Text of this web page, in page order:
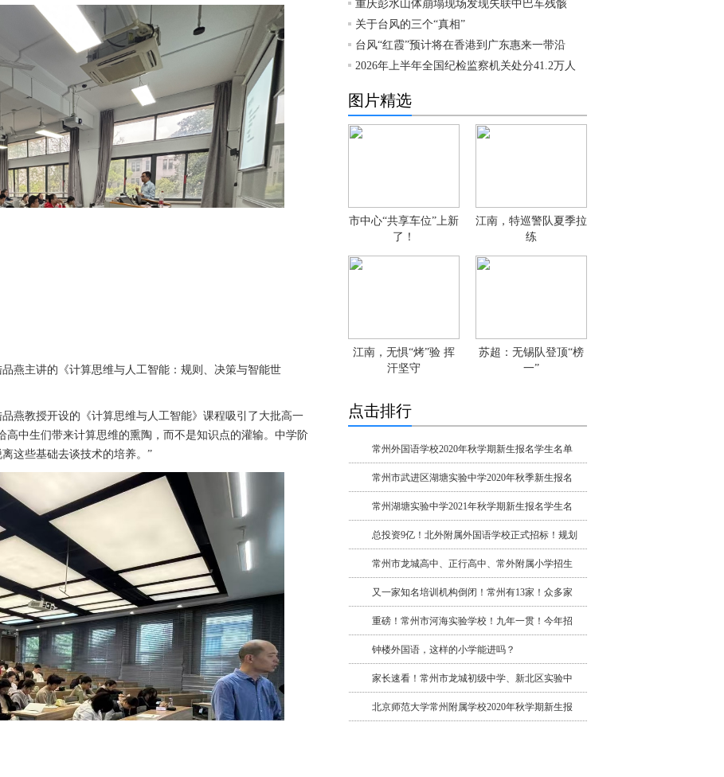
燕主讲的《计算思维与人工智能：规则、决策与智能世
燕教授开设的《计算思维与人工智能》课程吸引了大批高一
高中生们带来计算思维的熏陶，而不是知识点的灌输。中学阶
这些基础去谈技术的培养。”
重庆彭水山体崩塌现场发现失联中巴车残骸
关于台风的三个“真相”
台风“红霞”预计将在香港到广东惠来一带沿
2026年上半年全国纪检监察机关处分41.2万人
图片精选
市中心“共享车位”上新
了！
江南，特巡警队夏季拉
练
江南，无惧“烤”验 挥
汗坚守
苏超：无锡队登顶“榜
一”
点击排行
常州外国语学校2020年秋学期新生报名学生名单
常州市武进区湖塘实验中学2020年秋季新生报名
常州湖塘实验中学2021年秋学期新生报名学生名
总投资9亿！北外附属外国语学校正式招标！规划
常州市龙城高中、正行高中、常外附属小学招生
又一家知名培训机构倒闭！常州有13家！众多家
重磅！常州市河海实验学校！九年一贯！今年招
钟楼外国语，这样的小学能进吗？
家长速看！常州市龙城初级中学、新北区实验中
北京师范大学常州附属学校2020年秋学期新生报